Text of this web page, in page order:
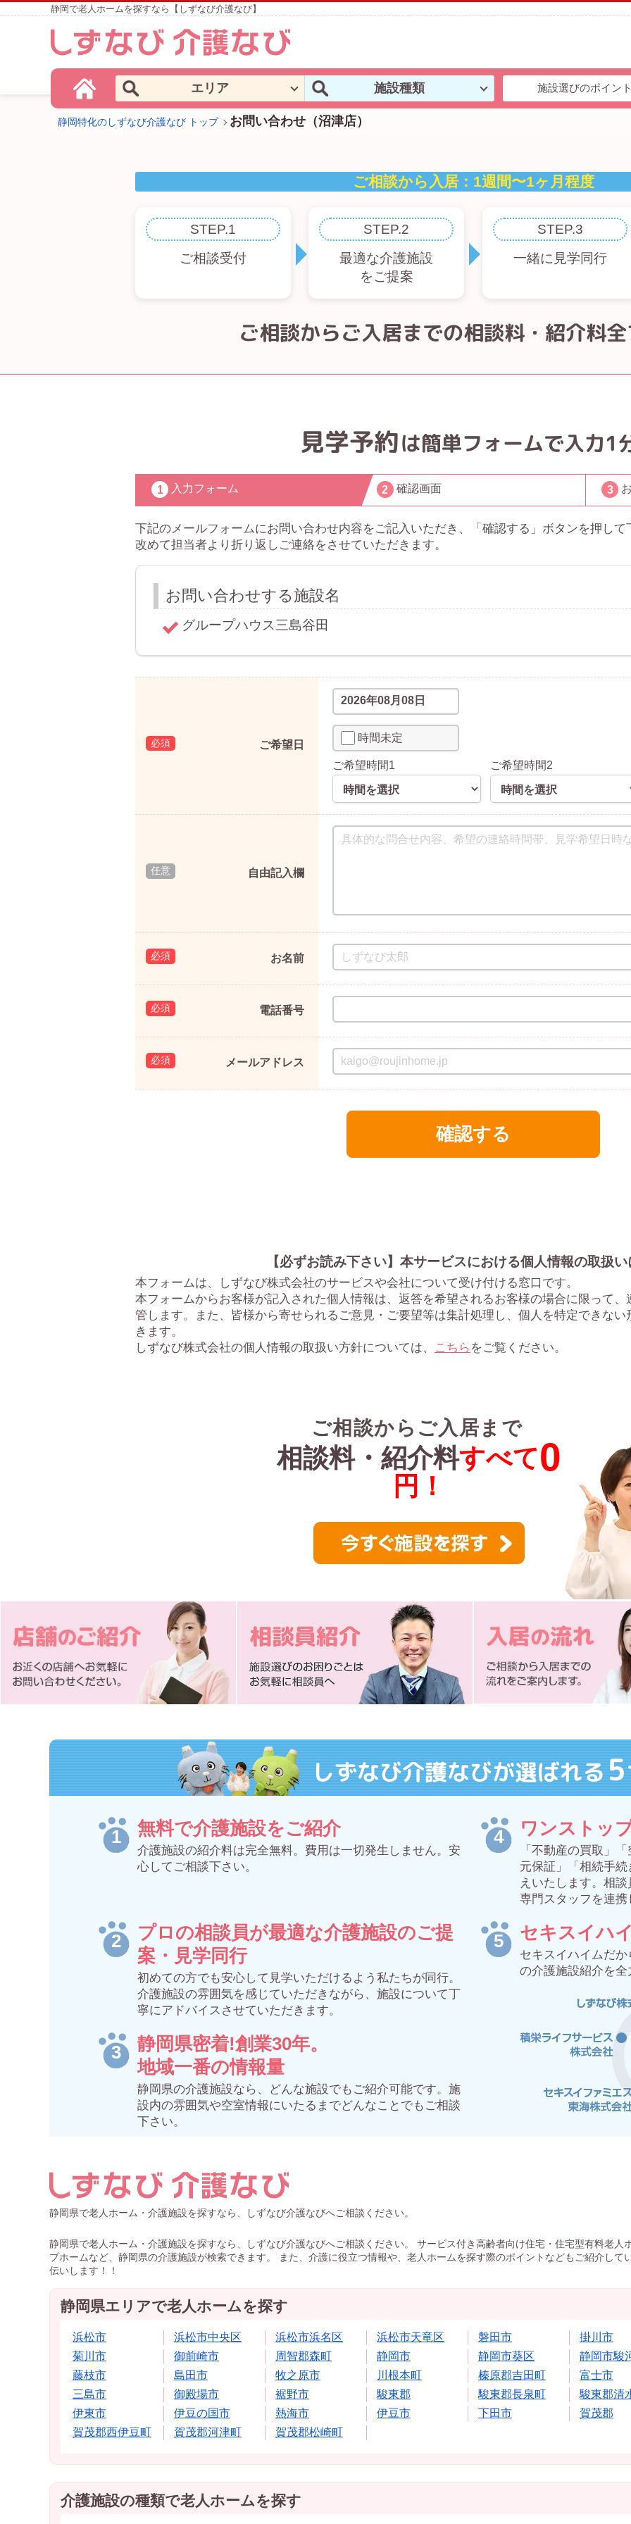
静岡で老人ホームを探すなら【しずなび介護なび】
エリア 施設種類 施設選びのポイン
静岡特化のしずなび介護なび トップ お問い合わせ（沼津店）
STEP.1
ご相談受付
STEP.2
最適な介護施設
をご提案
STEP.3
一緒に見学同行
ご相談からご入居までの相談料・紹介料
見学予約は簡単フォームで入力1
入力フォーム 確認画面
下記のメールフォームにお問い合わせ内容をご記入いただき、「確認する」ボタンを押して
改めて担当者より折り返しご連絡をさせていただきます。
お問い合わせする施設名
ご希望日
時間未定
ご希望時間1 ご希望時間2
自由記入欄
お名前
電話番号
メールアドレス
【必ずお読み下さい】 本サービスにおける個人情報の取扱い
本フォームは、しずなび株式会社のサービスや会社について受け付ける窓口です。
本フォームからお客様が記入された個人情報は、返答を希望されるお客様の場合に限って
管します。また、皆様から寄せられるご意見・ご要望等は集計処理し、個人を特定できな
きます。
しずなび株式会社の個人情報の取扱い方針については、
こちら をご覧ください。
ご相談からご入居まで
相談料・紹介料すべて0
円！
しずなび介護なびが選ばれる 5
無料で介護施設をご紹介
介護施設の紹介料は完全無料。費用は一切発生しません。安
心してご相談下さい。
プロの相談員が最適な介護施設のご提
案・見学同行
初めての方でも安心して見学いただけるよう私たちが同行。
介護施設の雰囲気を感じていただきながら、施設について丁
寧にアドバイスさせていただきます。
静岡県密着!創業30年。
地域一番の情報量
静岡県の介護施設なら、どんな施設でもご紹介可能です。施
設内の雰囲気や空室情報にいたるまでどんなことでもご相談
下さい。
ワンストッ
「不動産の買取」
元保証」「相続手
えいたします。相
専門スタッフを連
セキスイハ
セキスイハイムだ
の介護施設紹介を
静岡県で老人ホーム・介護施設を探すなら、しずなび介護なびへご相談ください。
静岡県で老人ホーム・介護施設を探すなら、しずなび介護なびへご相談ください。 サービス付き高齢者向け住宅・住宅型有料老
プホームなど、静岡県の介護施設が検索できます。 また、介護に役立つ情報や、老人ホームを探す際のポイントなどもご紹介し
伝いします！！
静岡県エリアで老人ホームを探す
浜松市 浜松市中央区 浜松市浜名区 浜松市天竜区 磐田市
掛川市
菊川市
御前崎市 周智郡森町 静岡市 静岡市葵区
静岡市駿
藤枝市
島田市 牧之原市 川根本町 榛原郡吉田町
富士市
三島市
御殿場市 裾野市 駿東郡 駿東郡長泉町
駿東郡清
伊東市
伊豆の国市 熱海市 伊豆市 下田市
賀茂郡
賀茂郡西伊豆町
賀茂郡河津町 賀茂郡松崎町
介護施設の種類で老人ホームを探す